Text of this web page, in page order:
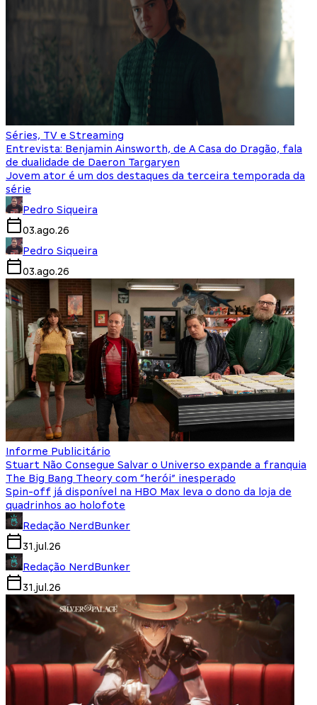
Séries, TV e Streaming
Entrevista: Benjamin Ainsworth, de A Casa do Dragão, fala
de dualidade de Daeron Targaryen
Jovem ator é um dos destaques da terceira temporada da
série
Pedro Siqueira
03.ago.26
Pedro Siqueira
03.ago.26
Informe Publicitário
Stuart Não Consegue Salvar o Universo expande a franquia
The Big Bang Theory com “herói” inesperado
Spin-off já disponível na HBO Max leva o dono da loja de
quadrinhos ao holofote
Redação NerdBunker
31.jul.26
Redação NerdBunker
31.jul.26